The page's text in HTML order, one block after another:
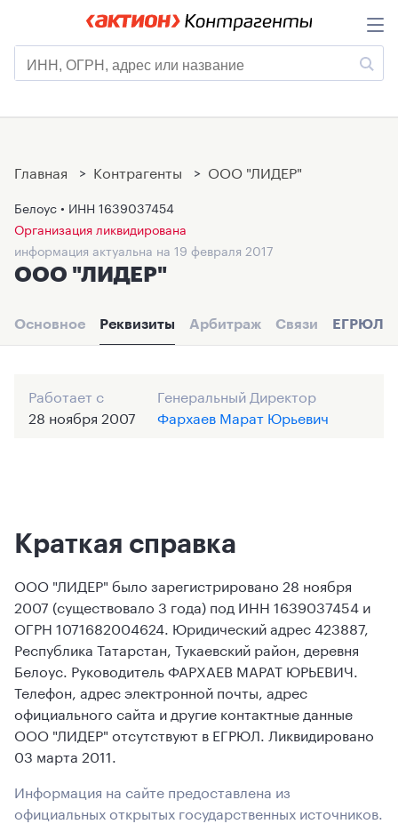
Главная > Контрагенты > ООО "ЛИДЕР"
Белоус • ИНН 1639037454
Организация ликвидирована
информация актуальна на 19 февраля 2017
ООО "ЛИДЕР"
Основное Реквизиты Арбитраж Связи ЕГРЮЛ
Работает с
28 ноября 2007
Генеральный Директор
Фархаев Марат Юрьевич
Краткая справка
ООО "ЛИДЕР" было зарегистрировано 28 ноября
2007 (существовало 3 года) под ИНН 1639037454 и
ОГРН 1071682004624. Юридический адрес 423887,
Республика Татарстан, Тукаевский район, деревня
Белоус. Руководитель ФАРХАЕВ МАРАТ ЮРЬЕВИЧ.
Телефон, адрес электронной почты, адрес
официального сайта и другие контактные данные
ООО "ЛИДЕР" отсутствуют в ЕГРЮЛ. Ликвидировано
03 марта 2011.
Информация на сайте предоставлена из
официальных открытых государственных источников.